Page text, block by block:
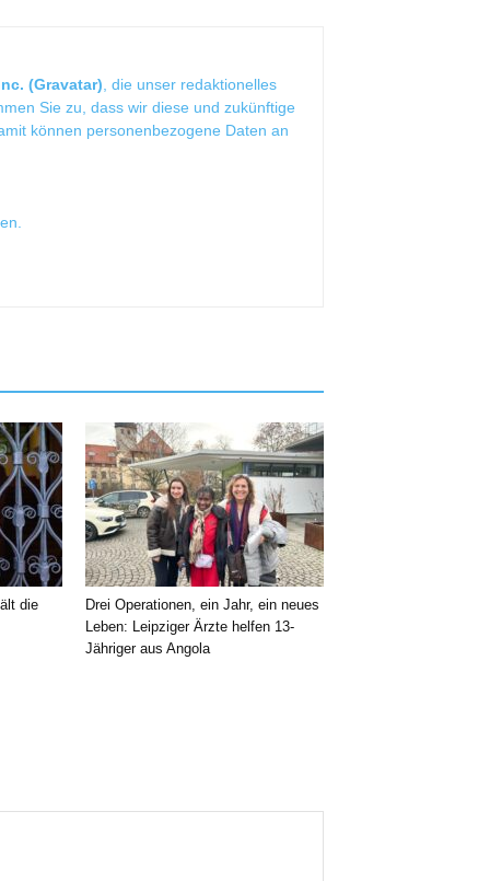
(Gravatar) , die unser redaktionelles
Sie zu, dass wir diese und zukünftige
können personenbezogene Daten an
die
Drei Operationen, ein Jahr, ein neues
Leben: Leipziger Ärzte helfen 13-
Jähriger aus Angola